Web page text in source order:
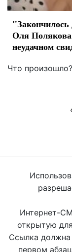
Оля Полякова
неудачном
Что произошло?
‹
Интернет-
открытую
Ссылка должна
первом